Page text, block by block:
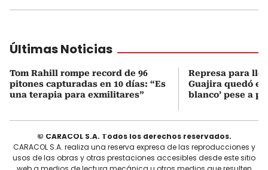
Últimas Noticias
Tom Rahill rompe record de 96
pitones capturadas en 10 días: “Es
una terapia para exmilitares”
Represa para
Guajira quedó en
blanco’ pese a
© CARACOL S.A. Todos los derechos reservados.
CARACOL S.A. realiza una reserva expresa de las reproducciones y
usos de las obras y otras prestaciones accesibles desde este sitio